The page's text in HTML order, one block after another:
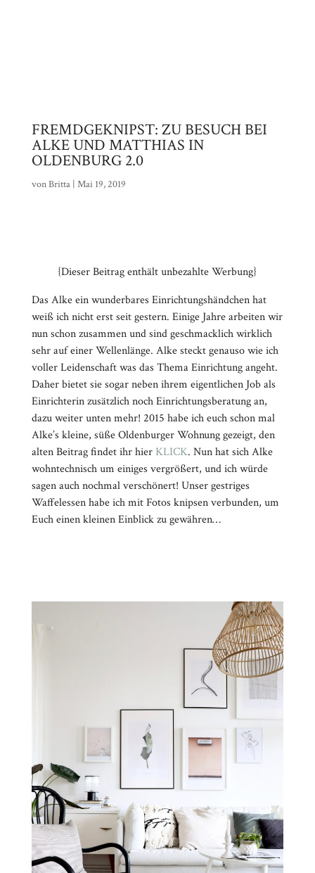
FREMDGEKNIPST: ZU BESUCH BEI
ALKE UND MATTHIAS IN
OLDENBURG 2.0
vonBritta| Mai 19, 2019
{Dieser Beitrag enthält unbezahlte Werbung}
Das Alke ein wunderbares Einrichtungshändchen hat
weiß ich nicht erst seit gestern. Einige Jahre arbeiten wir
nun schon zusammen und sind geschmacklich wirklich
sehr auf einer Wellenlänge. Alke steckt genauso wie ich
voller Leidenschaft was das Thema Einrichtung angeht.
Daher bietet sie sogar neben ihrem eigentlichen Job als
Einrichterin zusätzlich noch Einrichtungsberatung an,
dazu weiter unten mehr! 2015 habe ich euch schon mal
Alke’s kleine, süße Oldenburger Wohnung gezeigt, den
alten Beitrag findet ihr hier KLICK. Nun hat sich Alke
wohntechnisch um einiges vergrößert, und ich würde
sagen auch nochmal verschönert! Unser gestriges
Waffelessen habe ich mit Fotos knipsen verbunden, um
Euch einen kleinen Einblick zu gewähren…